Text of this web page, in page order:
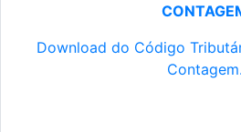
Download do Código
Contagem.